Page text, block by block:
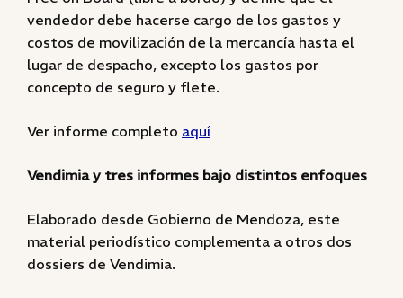
vendedor debe hacerse cargo de los gastos y
costos de movilización de la mercancía hasta el
lugar de despacho, excepto los gastos por
concepto de seguro y flete.
Ver informe completo aquí
Vendimia y tres informes bajo distintos enfoques
Elaborado desde Gobierno de Mendoza, este
material periodístico complementa a otros dos
dossiers de Vendimia.